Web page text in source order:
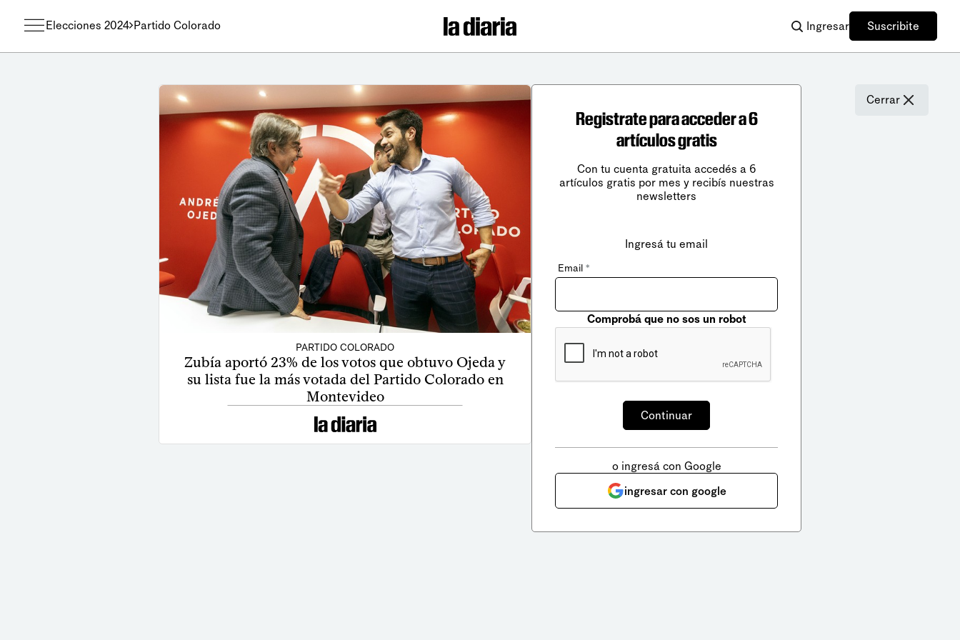
Elecciones 2024 Partido Colorado Ingresar Suscribite
PARTIDO COLORADO
Zubía aportó 23% de los votos que obtuvo Ojeda y
su lista fue la más votada del Partido Colorado en
Montevideo
Cerrar
Registrate para acceder a 6
artículos gratis
Con tu cuenta gratuita accedés a 6
artículos gratis por mes y recibís nuestras
newsletters
Ingresá tu email
Email *
Comprobá que no sos un robot
o ingresá con Google
ingresar con google